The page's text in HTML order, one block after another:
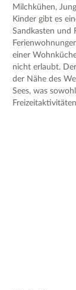
Milchkühen,
Kinder gibt es
Sandkasten und
einer
nicht erlaubt.
der Nähe des
Sees, was